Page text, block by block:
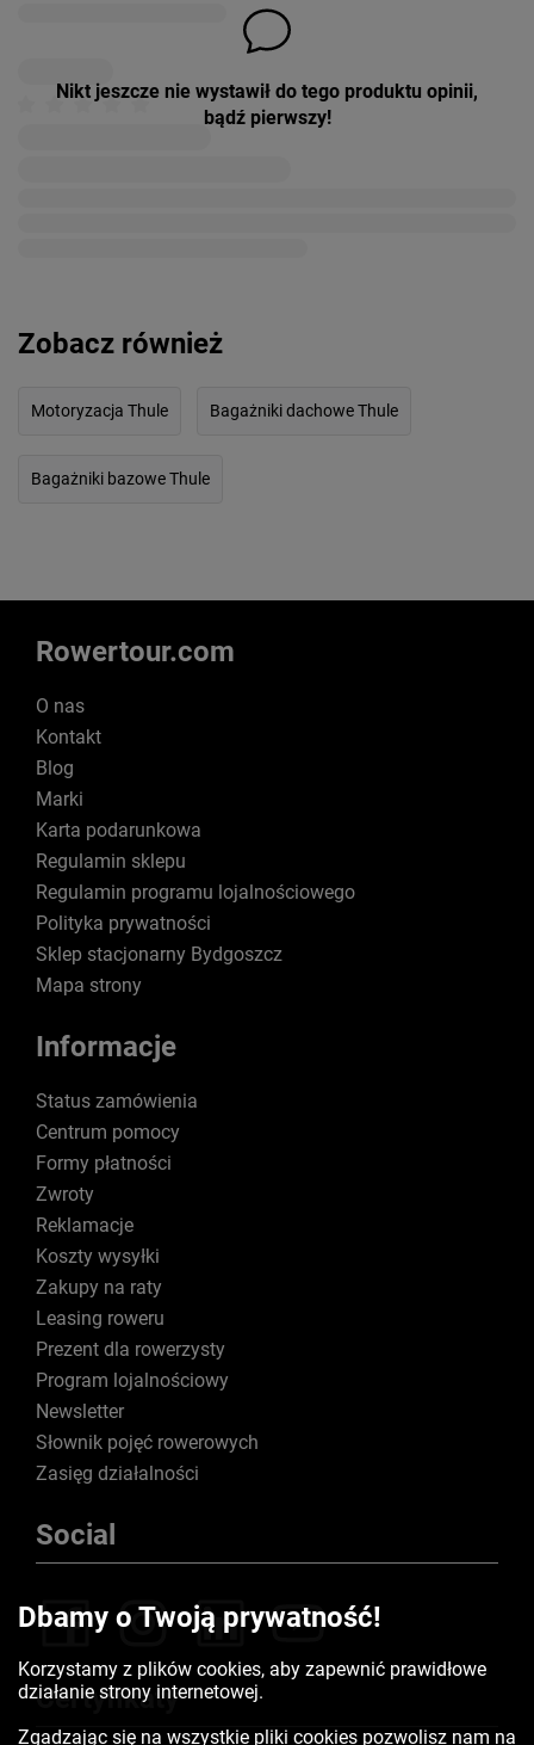
Nikt jeszcze nie wystawił do tego produktu opinii,
bądź pierwszy!
Zobacz również
Motoryzacja Thule Bagażniki dachowe Thule
Bagażniki bazowe Thule
Rowertour.com
O nas
Kontakt
Blog
Marki
Karta podarunkowa
Regulamin sklepu
Regulamin programu lojalnościowego
Polityka prywatności
Sklep stacjonarny Bydgoszcz
Mapa strony
Informacje
Status zamówienia
Centrum pomocy
Formy płatności
Zwroty
Reklamacje
Koszty wysyłki
Zakupy na raty
Leasing roweru
Prezent dla rowerzysty
Program lojalnościowy
Newsletter
Słownik pojęć rowerowych
Zasięg działalności
Social
Certyfikaty
Dbamy o Twoją prywatność!
Korzystamy z plików cookies, aby zapewnić prawidłowe
działanie strony internetowej.
Zgadzając się na wszystkie pliki cookies pozwolisz nam na